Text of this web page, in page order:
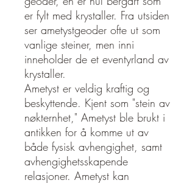
er fylt med krystaller. Fra utsiden
ser ametystgeoder ofte ut som
vanlige steiner, men inni
inneholder de et eventyrland av
krystaller.
Ametyst er veldig kraftig og
beskyttende. Kjent som "stein av
nøkternhet," Ametyst ble brukt i
antikken for å komme ut av
både fysisk avhengighet, samt
avhengighetsskapende
relasjoner. Ametyst kan